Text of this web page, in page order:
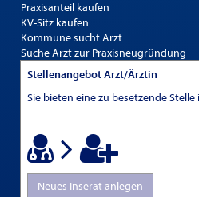
Praxisanteil kaufen
KV-Sitz kaufen
Kommune sucht Arzt
Suche Arzt zur Praxisneugründung
Stellenangebot Arzt/Ärztin
Sie bieten eine zu besetzende Stelle
Neues Inserat anlegen